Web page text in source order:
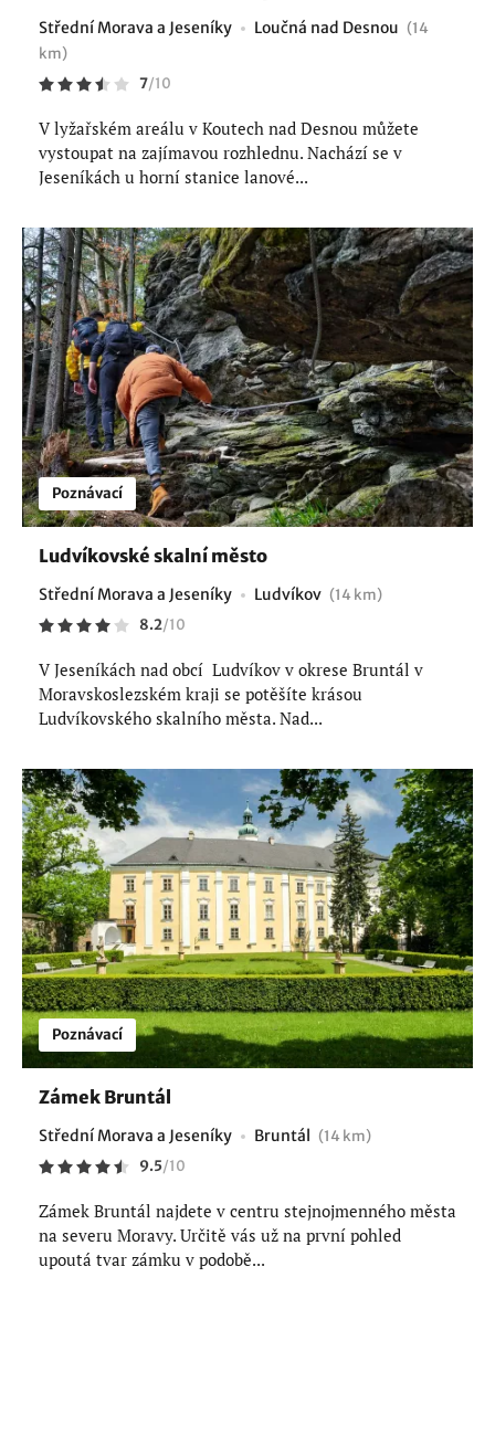
Střední Morava a Jeseníky Loučná nad Desnou (14
km)
7/10
V lyžařském areálu v Koutech nad Desnou můžete
vystoupat na zajímavou rozhlednu. Nachází se v
Jeseníkách u horní stanice lanové...
Poznávací
Ludvíkovské skalní město
Střední Morava a Jeseníky Ludvíkov (14 km)
8.2/10
V Jeseníkách nad obcí Ludvíkov v okrese Bruntál v
Moravskoslezském kraji se potěšíte krásou
Ludvíkovského skalního města. Nad...
Poznávací
Zámek Bruntál
Střední Morava a Jeseníky Bruntál (14 km)
9.5/10
Zámek Bruntál najdete v centru stejnojmenného města
na severu Moravy. Určitě vás už na první pohled
upoutá tvar zámku v podobě...